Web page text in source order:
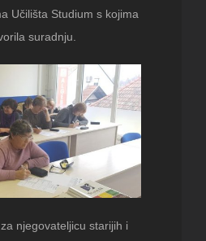
Učilišta Studium s kojima
suradnju.
njegovateljicu starijih i